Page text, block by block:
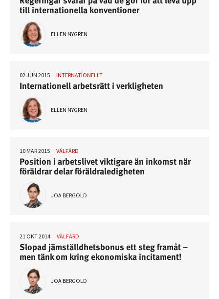
till internationella konventioner
ELLEN NYGREN
02 JUN 2015 INTERNATIONELLT
Internationell arbetsrätt i verkligheten
ELLEN NYGREN
10 MAR 2015 VÄLFÄRD
Position i arbetslivet viktigare än inkomst när
föräldrar delar föräldraledigheten
JOA BERGOLD
21 OKT 2014 VÄLFÄRD
Slopad jämställdhetsbonus ett steg framåt –
men tänk om kring ekonomiska incitament!
JOA BERGOLD